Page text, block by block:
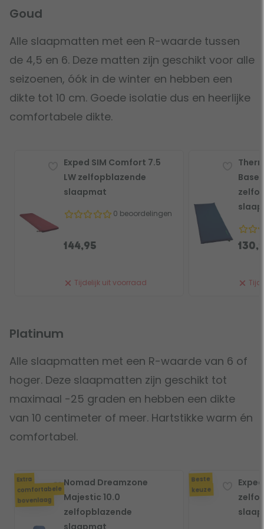
Goud
Alle slaapmatten met een R-waarde tussen
de 4,5 en 6. Deze matten zijn geschikt voor alle
seizoenen, óók in de winter en hebben een
dikte tot 10 cm. Goede isolatie dus en heerlijke
comfortabele dikte.
Exped SIM Comfort 7.5
LW zelfopblazende
slaapmat
0 beoordelingen
Tijdelijk uit voorraad
144,95
Platinum
Alle slaapmatten met een R-waarde van 6 of
hoger. Deze slaapmatten zijn geschikt tot
maximaal -25 graden en hebben een dikte
van 10 centimeter of meer. Hartstikke warm én
comfortabel.
Extra
comfortabele
bovenlaag
Nomad Dreamzone
Majestic 10.0
zelfopblazende
slaapmat
Beste
keuze